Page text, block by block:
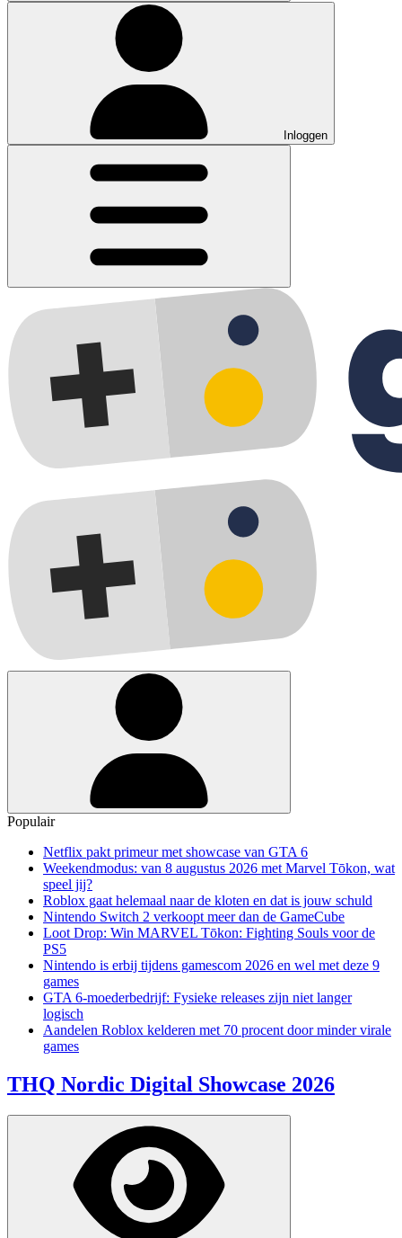
Inloggen
Populair
Netflix pakt primeur met showcase van GTA 6
Weekendmodus: van 8 augustus 2026 met Marvel Tōkon, wat
speel jij?
Roblox gaat helemaal naar de kloten en dat is jouw schuld
Nintendo Switch 2 verkoopt meer dan de GameCube
Loot Drop: Win MARVEL Tōkon: Fighting Souls voor de
PS5
Nintendo is erbij tijdens gamescom 2026 en wel met deze 9
games
GTA 6-moederbedrijf: Fysieke releases zijn niet langer
logisch
Aandelen Roblox kelderen met 70 procent door minder virale
games
THQ Nordic Digital Showcase 2026